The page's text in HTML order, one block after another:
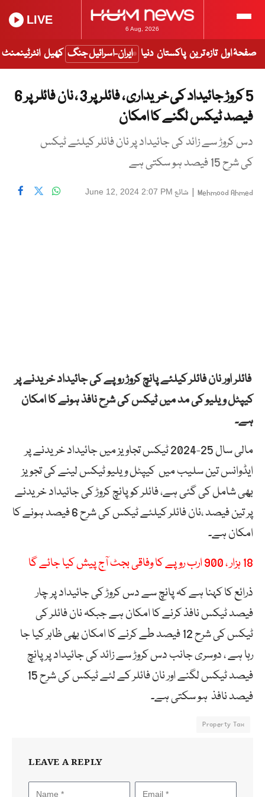
6 Aug, 2026
LIVE
صفحۂ اول تازہ ترین پاکستان دنیا ایران-اسرائیل جنگ کھیل انٹرٹینمنٹ
5 کروڑ جائیداد کی خریداری ، فائلر پر 3 ، نان فائلر پر 6
فیصد ٹیکس لگنے کا امکان
دس کروڑ سے زائد کی جائیداد پر نان فائلر کیلئے ٹیکس
کی شرح 15 فیصد ہو سکتی ہے
Mehmood Ahmed
| شائع June 12, 2024 2:07 PM
فائلر اور نان فائلر کیلئے پانچ کروڑ روپے کی جائیداد خریدنے پر
کیپٹل ویلیو کی مد میں ٹیکس کی شرح نافذ ہونے کا امکان
ہے۔
مالی سال 25-2024 ٹیکس تجاویز میں جائیداد خریدنے پر
ایڈوانس تین سلیب میں کیپٹل ویلیو ٹیکس لینے کی تجویز
بھی شامل کی گئی ہے، فائلر کو پانچ کروڑ کی جائیداد خریدنے
پر تین فیصد ،نان فائلر کیلئے ٹیکس کی شرح 6 فیصد ہونے کا
امکان ہے۔
18 ہزار ، 900 ارب روپے کا وفاقی بجٹ آج پیش کیا جائے گا
ذرائع کا کہنا ہے کہ پانچ سے دس کروڑ کی جائیداد پر چار
فیصد ٹیکس نافذ کرنے کا امکان ہے جبکہ نان فائلر کی
ٹیکس کی شرح 12 فیصد طے کرنے کا امکان بھی ظاہر کیا جا
رہا ہے ، دوسری جانب دس کروڑ سے زائد کی جائیداد پر پانچ
فیصد ٹیکس لگنے اور نان فائلر کے لئے ٹیکس کی شرح 15
فیصد نافذ ہو سکتی ہے۔
Property Tax
LEAVE A REPLY